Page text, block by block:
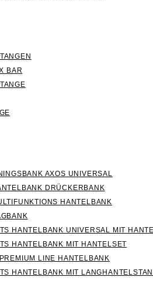
BAR
AXOS UNIVERSAL
DRÜCKERBANK
HANTELBANK
HANTELBANK UNIVERSAL MIT
HANTELBANK MIT HANTELSET
LINE HANTELBANK
HANTELBANK MIT